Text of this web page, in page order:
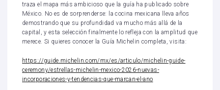
traza el mapa más ambicioso que la guía ha publicado sobre
México. No es de sorprenderse: la cocina mexicana lleva años
demostrando que su profundidad va mucho más allá de la
capital, y esta selección finalmente lo refleja con la amplitud que
merece. Si quieres conocer la Guía Michelin completa, visita:
https://guide.michelin.com/mx/es/articulo/michelin-guide-
ceremony/estrellas-michelin-mexico-2026-nuevas-
incorporaciones-y-tendencias-que-marcan-el-ano